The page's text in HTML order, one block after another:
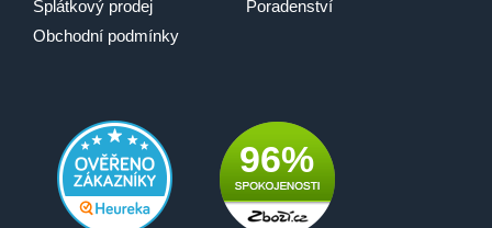
Splátkový prodej
Obchodní podmínky
Poradenství
96%